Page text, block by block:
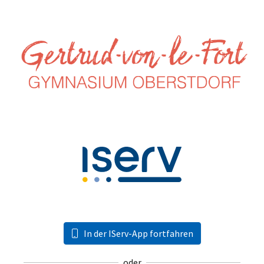
In der IServ-App fortfahren